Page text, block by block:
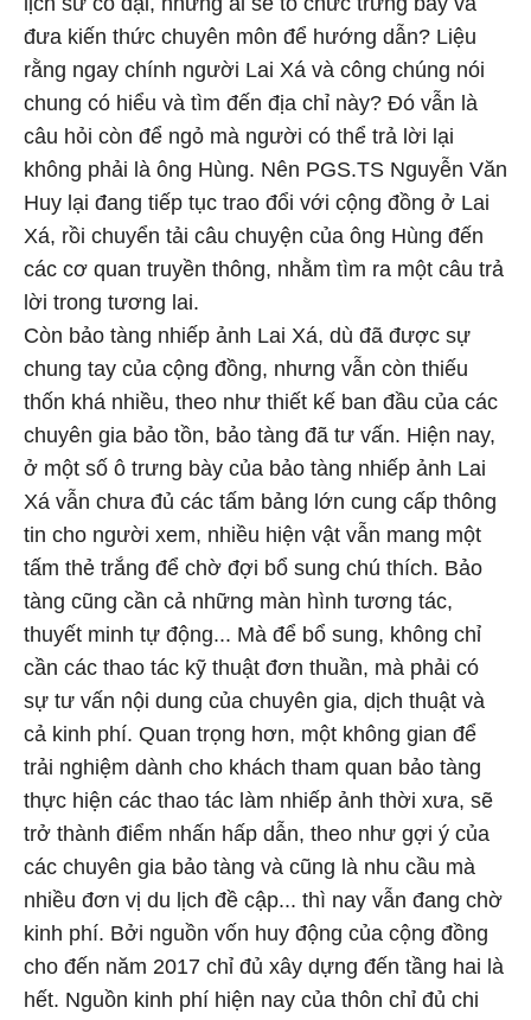
đưa kiến thức chuyên môn để hướng dẫn? Liệu
rằng ngay chính người Lai Xá và công chúng nói
chung có hiểu và tìm đến địa chỉ này? Đó vẫn là
câu hỏi còn để ngỏ mà người có thể trả lời lại
không phải là ông Hùng. Nên PGS.TS Nguyễn Văn
Huy lại đang tiếp tục trao đổi với cộng đồng ở Lai
Xá, rồi chuyển tải câu chuyện của ông Hùng đến
các cơ quan truyền thông, nhằm tìm ra một câu trả
lời trong tương lai.
Còn bảo tàng nhiếp ảnh Lai Xá, dù đã được sự
chung tay của cộng đồng, nhưng vẫn còn thiếu
thốn khá nhiều, theo như thiết kế ban đầu của các
chuyên gia bảo tồn, bảo tàng đã tư vấn. Hiện nay,
ở một số ô trưng bày của bảo tàng nhiếp ảnh Lai
Xá vẫn chưa đủ các tấm bảng lớn cung cấp thông
tin cho người xem, nhiều hiện vật vẫn mang một
tấm thẻ trắng để chờ đợi bổ sung chú thích. Bảo
tàng cũng cần cả những màn hình tương tác,
thuyết minh tự động... Mà để bổ sung, không chỉ
cần các thao tác kỹ thuật đơn thuần, mà phải có
sự tư vấn nội dung của chuyên gia, dịch thuật và
cả kinh phí. Quan trọng hơn, một không gian để
trải nghiệm dành cho khách tham quan bảo tàng
thực hiện các thao tác làm nhiếp ảnh thời xưa, sẽ
trở thành điểm nhấn hấp dẫn, theo như gợi ý của
các chuyên gia bảo tàng và cũng là nhu cầu mà
nhiều đơn vị du lịch đề cập... thì nay vẫn đang chờ
kinh phí. Bởi nguồn vốn huy động của cộng đồng
cho đến năm 2017 chỉ đủ xây dựng đến tầng hai là
hết. Nguồn kinh phí hiện nay của thôn chỉ đủ chi